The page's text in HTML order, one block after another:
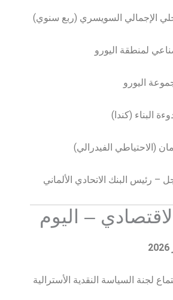
الإجمالي السويسري (ربع سنوي)
لمنطقة اليورو
اليورو
البناء (كندا)
(الاحتياطي الفيدرالي)
– رئيس البنك الاتحادي الألماني
– اليوم
لجنة السياسة النقدية الأسترالية